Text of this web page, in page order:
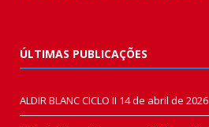
ÚLTIMAS PUBLICAÇÕES
ALDIR BLANC CICLO II 14 de abril de 2026